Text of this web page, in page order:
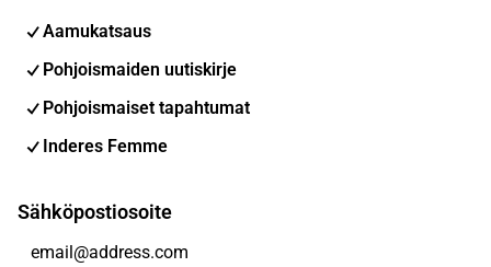
Aamukatsaus
Pohjoismaiden uutiskirje
Pohjoismaiset tapahtumat
Inderes Femme
Sähköpostiosoite